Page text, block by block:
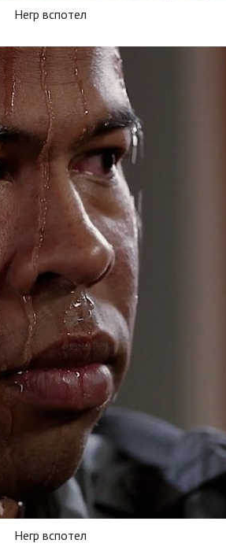
Негр вспотел
Негр вспотел